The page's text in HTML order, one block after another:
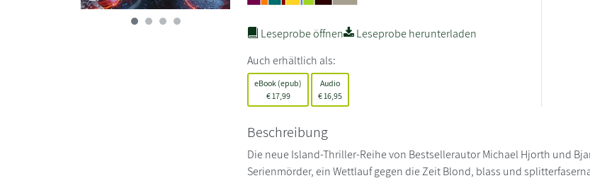
Leseprobe öffnen
Leseprobe herunterladen
Auch erhältlich als:
eBook (epub)
€17,99
Audio
€ 16,95
Beschreibung
Die neue Island-Thriller-Reihe von Bestsellerautor Michael Hjorth und
Serienmörder, ein Wettlauf gegen die Zeit Blond, blass und